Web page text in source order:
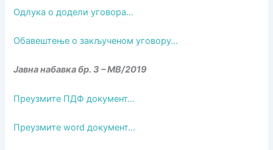
Одлука о додели уговора…
Обавештење о закљученом уговору…
Јавна набавка бр. 3 – МВ/2019
Преузмите ПДФ документ…
Преузмите word документ…